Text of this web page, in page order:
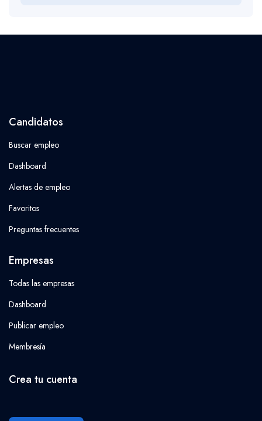
Candidatos
Buscar empleo
Dashboard
Alertas de empleo
Favoritos
Preguntas frecuentes
Empresas
Todas las empresas
Dashboard
Publicar empleo
Membresía
Crea tu cuenta